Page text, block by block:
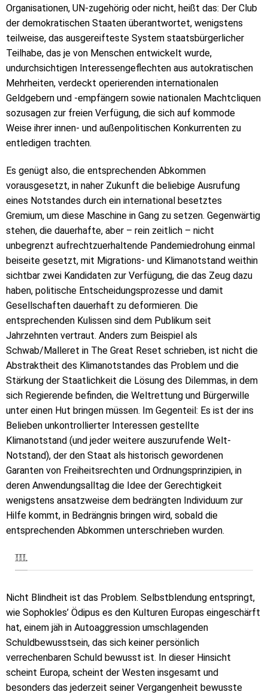
Organisationen, UN-zugehörig oder nicht, heißt das: Der Club
der demokratischen Staaten überantwortet, wenigstens
teilweise, das ausgereifteste System staatsbürgerlicher
Teilhabe, das je von Menschen entwickelt wurde,
undurchsichtigen Interessengeflechten aus autokratischen
Mehrheiten, verdeckt operierenden internationalen
Geldgebern und -empfängern sowie nationalen Machtcliquen
sozusagen zur freien Verfügung, die sich auf kommode
Weise ihrer innen- und außenpolitischen Konkurrenten zu
entledigen trachten.
Es genügt also, die entsprechenden Abkommen
vorausgesetzt, in naher Zukunft die beliebige Ausrufung
eines Notstandes durch ein international besetztes
Gremium, um diese Maschine in Gang zu setzen. Gegenwärtig
stehen, die dauerhafte, aber – rein zeitlich – nicht
unbegrenzt aufrechtzuerhaltende Pandemiedrohung einmal
beiseite gesetzt, mit Migrations- und Klimanotstand weithin
sichtbar zwei Kandidaten zur Verfügung, die das Zeug dazu
haben, politische Entscheidungsprozesse und damit
Gesellschaften dauerhaft zu deformieren. Die
entsprechenden Kulissen sind dem Publikum seit
Jahrzehnten vertraut. Anders zum Beispiel als
Schwab/Malleret in The Great Reset schrieben, ist nicht die
Abstraktheit des Klimanotstandes das Problem und die
Stärkung der Staatlichkeit die Lösung des Dilemmas, in dem
sich Regierende befinden, die Weltrettung und Bürgerwille
unter einen Hut bringen müssen. Im Gegenteil: Es ist der ins
Belieben unkontrollierter Interessen gestellte
Klimanotstand (und jeder weitere auszurufende Welt-
Notstand), der den Staat als historisch gewordenen
Garanten von Freiheitsrechten und Ordnungsprinzipien, in
deren Anwendungsalltag die Idee der Gerechtigkeit
wenigstens ansatzweise dem bedrängten Individuum zur
Hilfe kommt, in Bedrängnis bringen wird, sobald die
entsprechenden Abkommen unterschrieben wurden.
III.
Nicht Blindheit ist das Problem. Selbstblendung entspringt,
wie Sophokles’ Ödipus es den Kulturen Europas eingeschärft
hat, einem jäh in Autoaggression umschlagenden
Schuldbewusstsein, das sich keiner persönlich
verrechenbaren Schuld bewusst ist. In dieser Hinsicht
scheint Europa, scheint der Westen insgesamt und
besonders das jederzeit seiner Vergangenheit bewusste